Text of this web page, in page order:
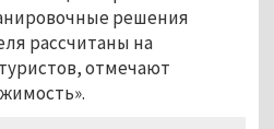
решения
рассчитаны на
отмечают